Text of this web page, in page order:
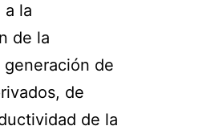
a la
de la
de
de
de la